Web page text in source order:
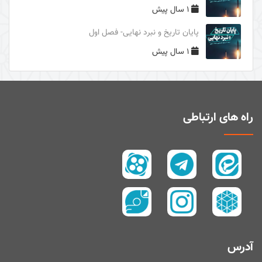
دوری از مرگ جاهلیت
سال1395
سال 1394
زیارت و توسل
پیامبر امّی (صلی الله علیه و آله و سلم)
تفسیر سورۀ کوثر
سال 1397
سال 1395
1 سال پیش
پایان تاریخ و نبرد نهایی- فصل اول
1 سال پیش
راه های ارتباطی
آدرس